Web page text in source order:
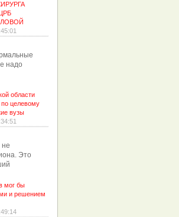
надо
области
целевому
вузы
не
Это
мог бы
и решением